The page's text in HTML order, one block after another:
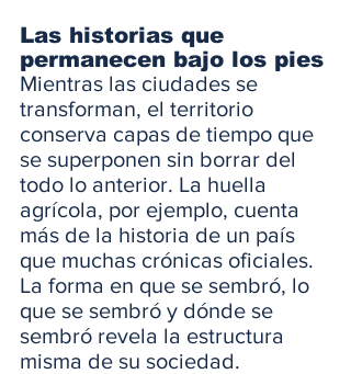
Las historias que
permanecen bajo los pies
Mientras las ciudades se
transforman, el territorio
conserva capas de tiempo que
se superponen sin borrar del
todo lo anterior. La huella
agrícola, por ejemplo, cuenta
más de la historia de un país
que muchas crónicas oficiales.
La forma en que se sembró, lo
que se sembró y dónde se
sembró revela la estructura
misma de su sociedad.